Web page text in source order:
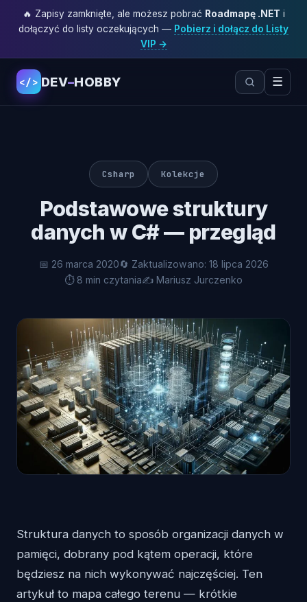
🔥 Zapisy zamknięte, ale możesz pobrać Roadmapę .NET i
dołączyć do listy oczekujących — Pobierz i dołącz do Listy
VIP →
</> DEV–HOBBY ☰
Csharp Kolekcje
Podstawowe struktury
danych w C# — przegląd
📅 26 marca 2020🔄 Zaktualizowano: 18 lipca 2026
⏱ 8 min czytania✍️ Mariusz Jurczenko
Struktura danych to sposób organizacji danych w
pamięci, dobrany pod kątem operacji, które
będziesz na nich wykonywać najczęściej. Ten
artykuł to mapa całego terenu — krótkie